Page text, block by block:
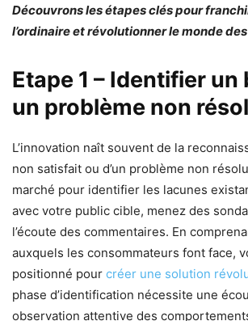
Découvrons les étapes clés pour
l’ordinaire et révolutionner le monde
Etape 1 – Identifier un
un problème non
L’innovation naît souvent de la
non satisfait ou d’un problème non
marché pour identifier les lacunes
avec votre public cible, menez des
l’écoute des commentaires. En
auxquels les consommateurs font face,
positionné pour créer une solution
phase d’identification nécessite une
observation attentive des